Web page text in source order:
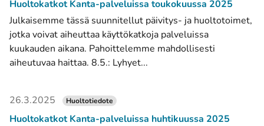
Huoltokatkot Kanta-palveluissa toukokuussa 2025
Julkaisemme tässä suunnitellut päivitys- ja huoltotoimet,
jotka voivat aiheuttaa käyttökatkoja palveluissa
kuukauden aikana. Pahoittelemme mahdollisesti
aiheutuvaa haittaa. 8.5.: Lyhyet...
26.3.2025 Huoltotiedote
Huoltokatkot Kanta-palveluissa huhtikuussa 2025